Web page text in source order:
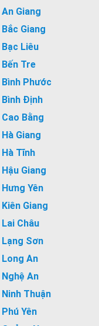
An Giang
Bắc Giang
Bạc Liêu
Bến Tre
Bình Phước
Bình Định
Cao Bằng
Hà Giang
Hà Tĩnh
Hậu Giang
Hưng Yên
Kiên Giang
Lai Châu
Lạng Sơn
Long An
Nghệ An
Ninh Thuận
Phú Yên